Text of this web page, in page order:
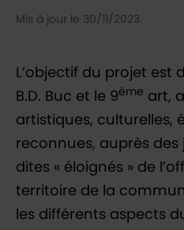
Mis à jour le 30/11/2023
L’objectif du projet est
B.D. Buc et le 9ème art,
artistiques, culturelles,
reconnues, auprès
dites « éloignés » de
territoire de la
les différents aspects